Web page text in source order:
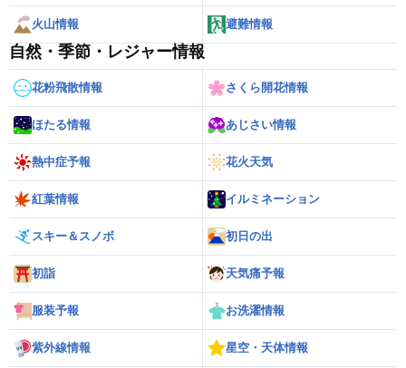
火山情報 避難情報
自然・季節・レジャー情報
花粉飛散情報 さくら開花情報
ほたる情報 あじさい情報
熱中症予報 花火天気
紅葉情報 イルミネーション
スキー＆スノボ 初日の出
初詣 天気痛予報
服装予報 お洗濯情報
紫外線情報 星空・天体情報